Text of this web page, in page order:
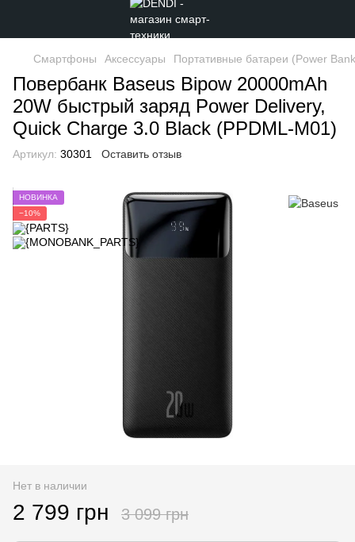
Смартфоны Аксессуары Портативные батареи (Power
Повербанк Baseus Bipow 20000mAh
20W быстрый заряд Power Delivery,
Quick Charge 3.0 Black (PPDML-M01)
Артикул: 30301 Оставить отзыв
НОВИНКА
−10%
Нет в наличии
2 799 грн 3 099 грн